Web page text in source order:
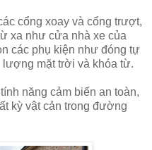
cổng xoay và cổng trượt,
xa như cửa nhà xe của
các phụ kiện như đóng tự
mặt trời và khóa từ.
năng cảm biến an toàn,
kỳ vật cản trong đường